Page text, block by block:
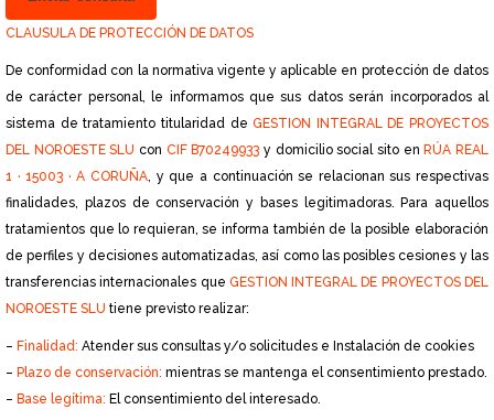
CLAUSULA DE PROTECCIÓN DE DATOS
De conformidad con la normativa vigente y aplicable en protección de datos
de carácter personal, le informamos que sus datos serán incorporados al
sistema de tratamiento titularidad deGESTION INTEGRAL DE PROYECTOS
DEL NOROESTE SLU con CIF B70249933 y domicilio social sito en RÚA REAL
1 · 15003 · A CORUÑA, y que a continuación se relacionan sus respectivas
finalidades, plazos de conservación y bases legitimadoras. Para aquellos
tratamientos que lo requieran, se informa también de la posible elaboración
de perfiles y decisiones automatizadas, así como las posibles cesiones y las
transferencias internacionales que GESTION INTEGRAL DE PROYECTOS DEL
NOROESTE SLU tiene previsto realizar:
– Finalidad: Atender sus consultas y/o solicitudes e Instalación de cookies
– Plazo de conservación: mientras se mantenga el consentimiento prestado.
– Base legítima: El consentimiento del interesado.